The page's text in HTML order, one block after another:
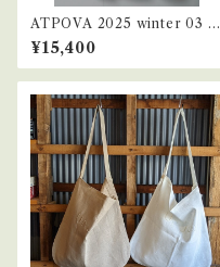
ATPOVA 2025 winter 03 Li
nen Cotton 裏毛ヘンリー
¥15,400